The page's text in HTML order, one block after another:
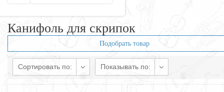
Канифоль для скрипок
Подобрать товар
Сортировать по: Показывать по: